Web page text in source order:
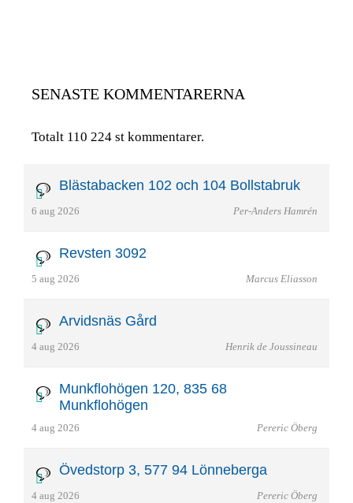
SENASTE KOMMENTARERNA
Totalt 110 224 st kommentarer.
Blästabacken 102 och 104 Bollstabruk
6 aug 2026 Per-Anders Hamrén
Revsten 3092
5 aug 2026 Marcus Eliasson
Arvidsnäs Gård
4 aug 2026 Henrik de Joussineau
Munkflohögen 120, 835 68
Munkflohögen
4 aug 2026 Pereric Öberg
Övedstorp 3, 577 94 Lönneberga
4 aug 2026 Pereric Öberg